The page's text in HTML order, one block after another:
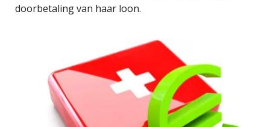
doorbetaling van haar loon.
Herman van Kesteren